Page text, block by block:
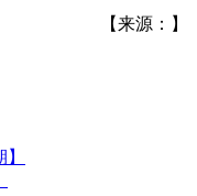
【来源：】